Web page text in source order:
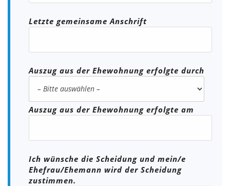
Letzte gemeinsame Anschrift
Auszug aus der Ehewohnung erfolgte durch
Auszug aus der Ehewohnung erfolgte am
Ich wünsche die Scheidung und mein/e
Ehefrau/Ehemann wird der Scheidung
zustimmen.